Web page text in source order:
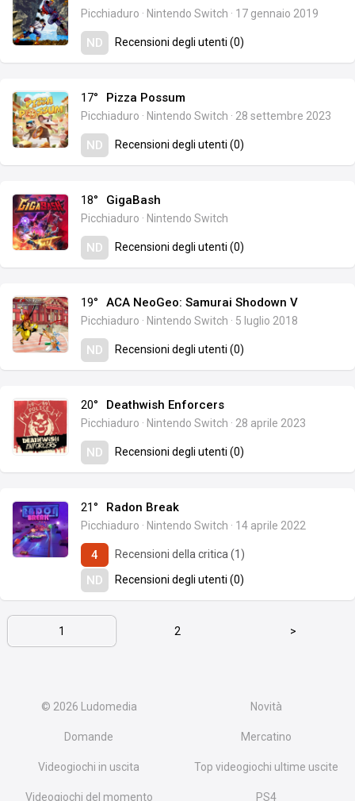
Picchiaduro · Nintendo Switch · 17 gennaio 2019
ND Recensioni degli utenti (0)
17° Pizza Possum
Picchiaduro · Nintendo Switch · 28 settembre 2023
ND Recensioni degli utenti (0)
18° GigaBash
Picchiaduro · Nintendo Switch
ND Recensioni degli utenti (0)
19° ACA NeoGeo: Samurai Shodown V
Picchiaduro · Nintendo Switch · 5 luglio 2018
ND Recensioni degli utenti (0)
20° Deathwish Enforcers
Picchiaduro · Nintendo Switch · 28 aprile 2023
ND Recensioni degli utenti (0)
21° Radon Break
Picchiaduro · Nintendo Switch · 14 aprile 2022
4 Recensioni della critica (1)
ND Recensioni degli utenti (0)
1 2 >
© 2026 Ludomedia Novità
Domande Mercatino
Videogiochi in uscita Top videogiochi ultime uscite
Videogiochi del momento PS4